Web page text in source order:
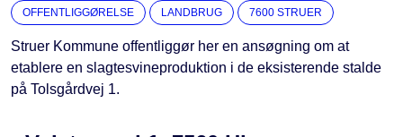
OFFENTLIGGØRELSE LANDBRUG 7600 STRUER
Struer Kommune offentliggør her en ansøgning om at
etablere en slagtesvineproduktion i de eksisterende stalde
på Tolsgårdvej 1.